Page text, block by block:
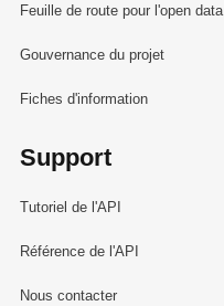
Feuille de route pour l'open data
Gouvernance du projet
Fiches d'information
Support
Tutoriel de l'API
Référence de l'API
Nous contacter